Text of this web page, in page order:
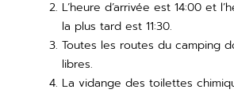
L’heure d’arrivée est 14:00 et
la plus tard est 11:30.
Toutes les routes du camping
libres.
La vidange des toilettes